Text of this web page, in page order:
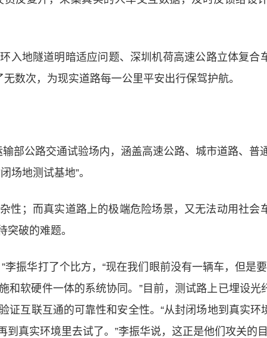
入地隧道明暗适应问题、深圳机荷高速公路立体复
数次，为现实道路每一公里平安出行保驾护航。
部公路交通试验场内，涵盖高速公路、城市道路、普
场地测试基地”。
性；而真实道路上的极端危险场景，又无法动用社会
破的难题。
振华打了个比方，“现在我们眼前没有一辆车，但是
软硬件一体的系统协同。”目前，测试路上已埋设光
证互联互通的可靠性和安全性。“从封闭场地到真实
真实环境里去试了。”李振华说，这正是他们攻关的目